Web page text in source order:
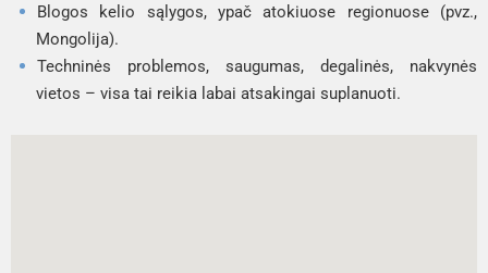
Blogos kelio sąlygos, ypač atokiuose regionuose (pvz.,
Mongolija).
Techninės problemos, saugumas, degalinės, nakvynės
vietos – visa tai reikia labai atsakingai suplanuoti.